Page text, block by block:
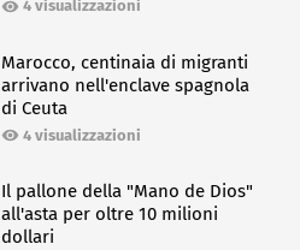
4 visualizzazioni
Marocco, centinaia di migranti
arrivano nell'enclave spagnola
di Ceuta
4 visualizzazioni
Il pallone della "Mano de Dios"
all'asta per oltre 10 milioni
dollari